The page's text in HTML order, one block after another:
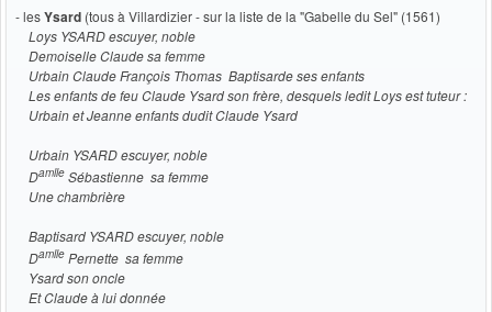
- lesYsard (tous à Villardizier - sur la liste de la "Gabelle du Sel" (1561)
Loys YSARD escuyer, noble
Demoiselle Claude sa femme
Urbain Claude François Thomas Baptisarde ses enfants
Les enfants de feu Claude Ysard son frère, desquels ledit Loys est tuteur :
Urbain et Jeanne enfants dudit Claude Ysard
Urbain YSARD escuyer, noble
Damlle Sébastienne sa femme
Une chambrière
Baptisard YSARD escuyer, noble
Damlle Pernette sa femme
Ysard son oncle
Et Claude à lui donnée